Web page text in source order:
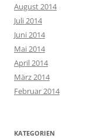
August 2014
Juli 2014
Juni 2014
Mai 2014
April 2014
März 2014
Februar 2014
KATEGORIEN